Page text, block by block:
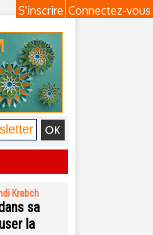
Connectez-vous
S'inscrire
Krabch
sa
la